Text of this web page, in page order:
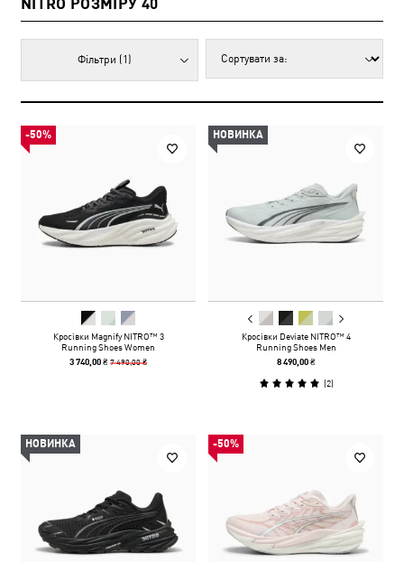
Фільтри (1)
-50%
Кросівки Magnify NITRO™ 3
Running Shoes Women
3 740,00 ₴7 490,00 ₴
НОВИНКА
Кросівки Deviate NITRO™ 4
Running Shoes Men
8 490,00 ₴
(2)
НОВИНКА -50%